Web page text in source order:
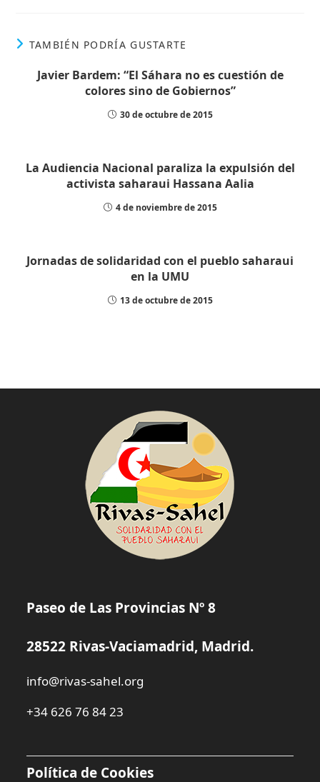
TAMBIÉN PODRÍA GUSTARTE
Javier Bardem: “El Sáhara no es cuestión de
colores sino de Gobiernos”
30 de octubre de 2015
La Audiencia Nacional paraliza la expulsión del
activista saharaui Hassana Aalia
4 de noviembre de 2015
Jornadas de solidaridad con el pueblo saharaui
en la UMU
13 de octubre de 2015
Paseo de Las Provincias Nº 8
28522 Rivas-Vaciamadrid, Madrid.
info@rivas-sahel.org
+34 626 76 84 23
Política de Cookies